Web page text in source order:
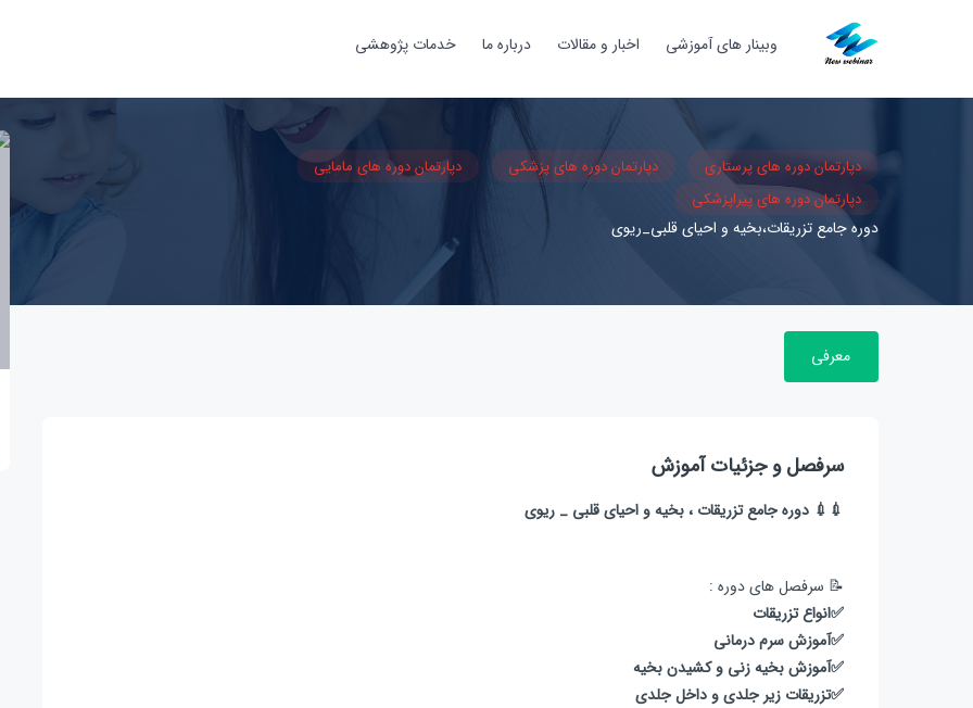
وبینار های آموزشی اخبار و مقالات درباره ما خدمات پژوهشی
دپارتمان دوره های پرستاری دپارتمان دوره های پزشکی
دپارتمان دوره های مامایی
دپارتمان دوره های پیراپزشکی
دوره جامع تزریقات،بخیه و احیای قلبی_ریوی
معرفی
سرفصل و جزئیات آموزش
💉💉 دوره جامع تزریقات ، بخیه و احیای قلبی _ ریوی
📝 سرفصل های دوره :
✅انواع تزریقات
✅آموزش سرم درمانی
✅آموزش بخیه زنی و کشیدن بخیه
✅تزریقات زیر جلدی و داخل جلدی